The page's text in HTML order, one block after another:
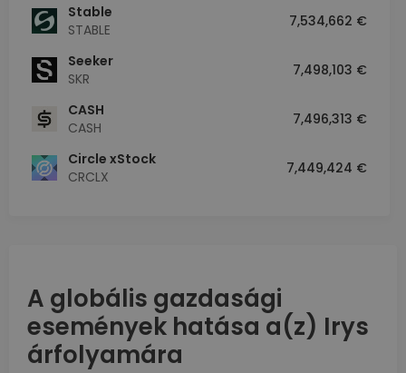
​​Stable
STABLE
7,534,662 €
Seeker
SKR
7,498,103 €
CASH
CASH
7,496,313 €
Circle xStock
CRCLX
7,449,424 €
A globális gazdasági
események hatása a(z) Irys
árfolyamára